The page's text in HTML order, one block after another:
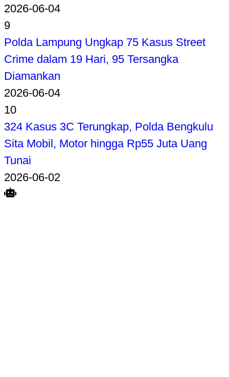
2026-06-04
9
Polda Lampung Ungkap 75 Kasus Street
Crime dalam 19 Hari, 95 Tersangka
Diamankan
2026-06-04
10
324 Kasus 3C Terungkap, Polda Bengkulu
Sita Mobil, Motor hingga Rp55 Juta Uang
Tunai
2026-06-02